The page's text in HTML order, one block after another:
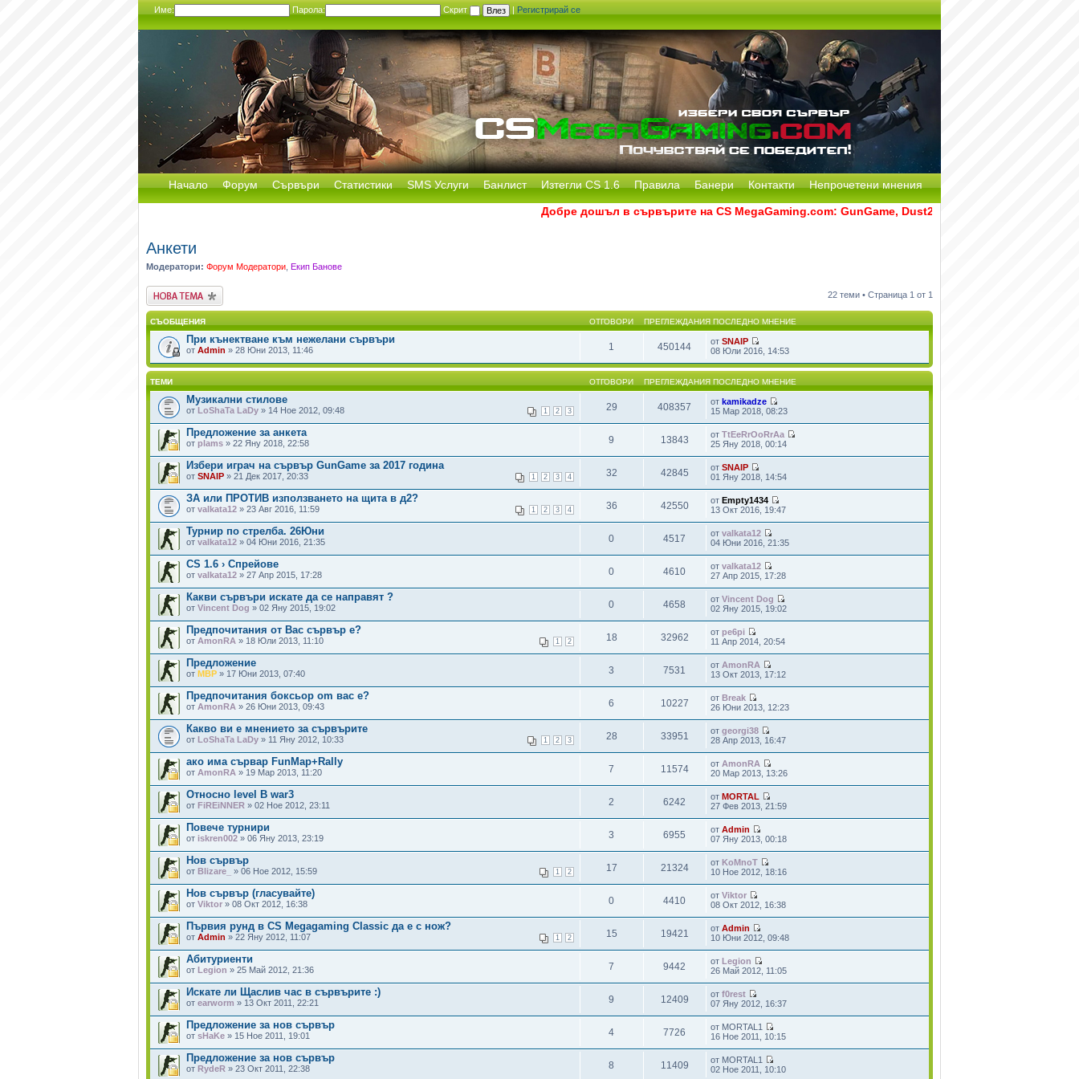
Име: Парола: Скрит | Регистрирай се
Начало Форум Сървъри Статистики SMS Услуги Банлист Изтегли CS 1.6 Правила Банери Контакти Непрочетени мнения
Добре дошъл в сървърите на CS MegaGaming.com: GunGame, Dust2, CS:GO Remake [Multi-
Анкети
Модератори: Форум Модератори Екип Банове
Публикувай нова
тема
22 теми • Страница 1 от 1
СЪОБЩЕНИЯ ОТГОВОРИ ПРЕГЛЕЖДАНИЯ ПОСЛЕДНО МНЕНИЕ
При кънектване към нежелани сървъри
от Admin » 28 Юни 2013, 11:46 1 450144 отSNAIP
08 Юли 2016, 14:53
ТЕМИ ОТГОВОРИ ПРЕГЛЕЖДАНИЯ ПОСЛЕДНО МНЕНИЕ
Музикални стилове
1 2 3
от LoShaTa LaDy » 14 Ное 2012, 09:48 29 408357 отkamikadze
15 Мар 2018, 08:23
Предложение за анкета
от plams » 22 Яну 2018, 22:58 9 13843 отTtEeRrOoRrAa
25 Яну 2018, 00:14
Избери играч на сървър GunGame за 2017 година
1 2 3 4
от SNAIP » 21 Дек 2017, 20:33 32 42845 отSNAIP
01 Яну 2018, 14:54
ЗА или ПРОТИВ използването на щита в д2?
1 2 3 4
от valkata12 » 23 Авг 2016, 11:59 36 42550 отEmpty1434
13 Окт 2016, 19:47
Турнир по стрелба. 26Юни
от valkata12 » 04 Юни 2016, 21:35 0 4517 отvalkata12
04 Юни 2016, 21:35
CS 1.6 › Спрейове
от valkata12 » 27 Апр 2015, 17:28 0 4610 отvalkata12
27 Апр 2015, 17:28
Какви сървъри искате да се направят ?
от Vincent Dog » 02 Яну 2015, 19:02 0 4658 отVincent Dog
02 Яну 2015, 19:02
Предпочитания от Вас сървър e?
1 2
от AmonRA » 18 Юли 2013, 11:10 18 32962 отpe6pi
11 Апр 2014, 20:54
Предложение
от MBP » 17 Юни 2013, 07:40 3 7531 от AmonRA
13 Окт 2013, 17:12
Предпочитания боксьор om вас e?
от AmonRA » 26 Юни 2013, 09:43 6 10227 отBreak
26 Юни 2013, 12:23
Какво ви е мнението за сървърите
1 2 3
от LoShaTa LaDy » 11 Яну 2012, 10:33 28 33951 отgeorgi38
28 Апр 2013, 16:47
ако има сървар FunMap+Rally
от AmonRA » 19 Мар 2013, 11:20 7 11574 от AmonRA
20 Мар 2013, 13:26
Относно level В war3
от FiREiNNER » 02 Ное 2012, 23:11 2 6242 отMORTAL
27 Фев 2013, 21:59
Повече турнири
от iskren002 » 06 Яну 2013, 23:19 3 6955 отAdmin
07 Яну 2013, 00:18
Нов сървър
1 2
от Blizare_ » 06 Ное 2012, 15:59 17 21324 отKoMnoT
10 Ное 2012, 18:16
Нов сървър (гласувайте)
от Viktor » 08 Окт 2012, 16:38 0 4410 отViktor
08 Окт 2012, 16:38
Първия рунд в CS Megagaming Classic да е с нож?
1 2
от Admin » 22 Яну 2012, 11:07 15 19421 отAdmin
10 Юни 2012, 09:48
Абитуриенти
от Legion » 25 Май 2012, 21:36 7 9442 отLegion
26 Май 2012, 11:05
Искате ли Щаслив час в сървърите :)
от earworm » 13 Окт 2011, 22:21 9 12409 отf0rest
07 Яну 2012, 16:37
Предложение за нов сървър
от sHaKe » 15 Ное 2011, 19:01 4 7726
от MORTAL1
16 Ное 2011, 10:15
Предложение за нов сървър
от RydeR » 23 Окт 2011, 22:38 8 11409
от MORTAL1
02 Ное 2011, 10:10